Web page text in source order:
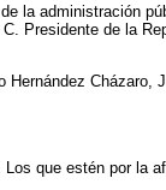
la administración
Presidente de la
que estén por la